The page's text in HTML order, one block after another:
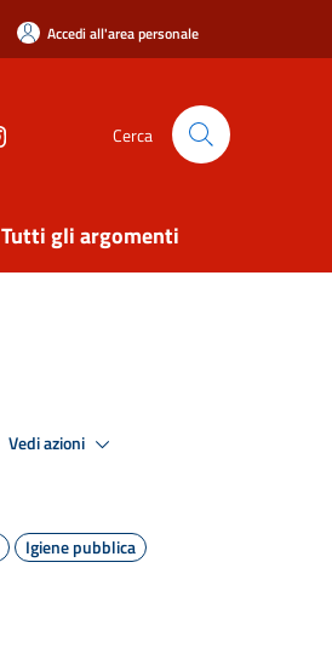
Accedi all'area personale
Cerca
Tutti gli argomenti
Vedi azioni
Igiene pubblica